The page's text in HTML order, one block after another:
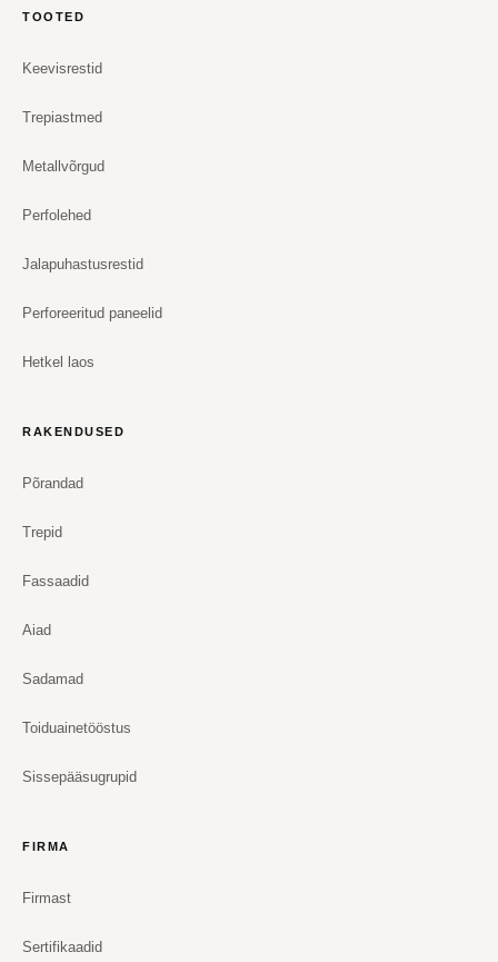
TOOTED
Keevisrestid
Trepiastmed
Metallvõrgud
Perfolehed
Jalapuhastusrestid
Perforeeritud paneelid
Hetkel laos
RAKENDUSED
Põrandad
Trepid
Fassaadid
Aiad
Sadamad
Toiduainetööstus
Sissepääsugrupid
FIRMA
Firmast
Sertifikaadid